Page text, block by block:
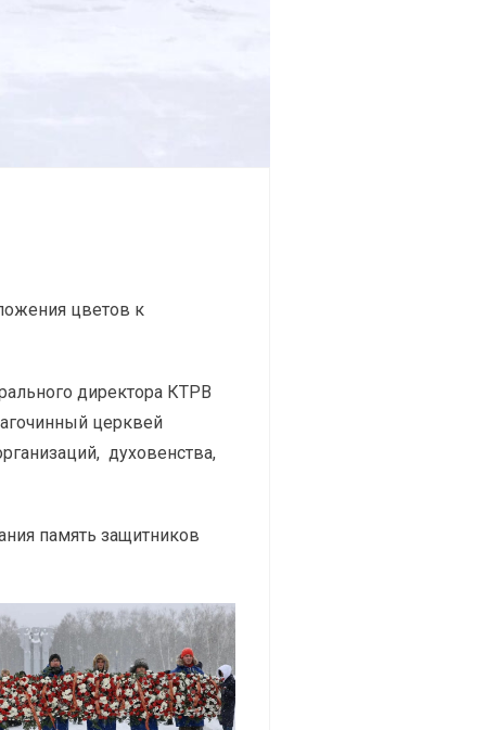
цветов к
директора КТРВ
церквей
духовенства,
память защитников